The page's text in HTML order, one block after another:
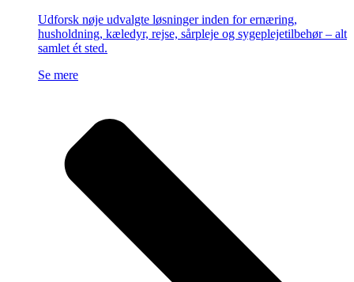
Udforsk nøje udvalgte løsninger inden for ernæring,
husholdning, kæledyr, rejse, sårpleje og sygeplejetilbehør – alt
samlet ét sted.
Se mere